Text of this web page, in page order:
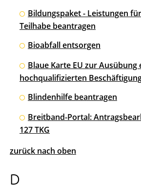
Bildungspaket - Leistungen
Teilhabe beantragen
Bioabfall entsorgen
Blaue Karte EU zur Ausübung
hochqualifizierten
Blindenhilfe beantragen
Breitband-Portal:
127 TKG
zurück nach oben
D